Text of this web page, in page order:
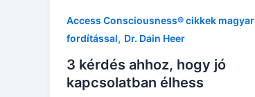
Access Consciousness® cikkek magyar
fordítással, Dr. Dain Heer
3 kérdés ahhoz, hogy jó
kapcsolatban élhess